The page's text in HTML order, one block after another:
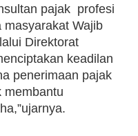
pajak profesi
Wajib
Direktorat
keadilan
penerimaan pajak
membantu